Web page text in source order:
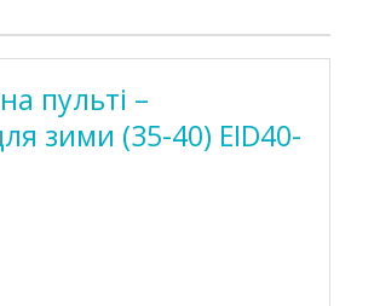
пульті –
зими (35-40) EID40-